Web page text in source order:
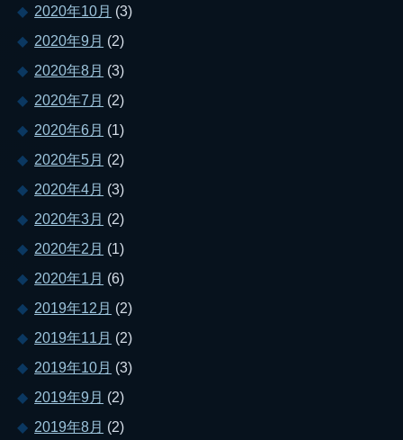
2020年10月 (3)
2020年9月 (2)
2020年8月 (3)
2020年7月 (2)
2020年6月 (1)
2020年5月 (2)
2020年4月 (3)
2020年3月 (2)
2020年2月 (1)
2020年1月 (6)
2019年12月 (2)
2019年11月 (2)
2019年10月 (3)
2019年9月 (2)
2019年8月 (2)